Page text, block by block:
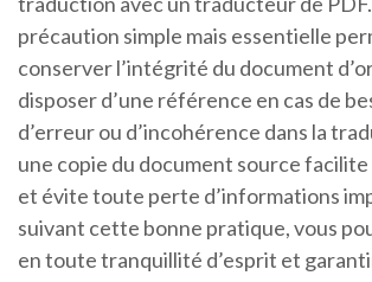
précaution simple mais essentielle
conserver l’intégrité du document
disposer d’une référence en cas de
d’erreur ou d’incohérence dans la
une copie du document source
et évite toute perte d’informations
suivant cette bonne pratique, vous
en toute tranquillité d’esprit et